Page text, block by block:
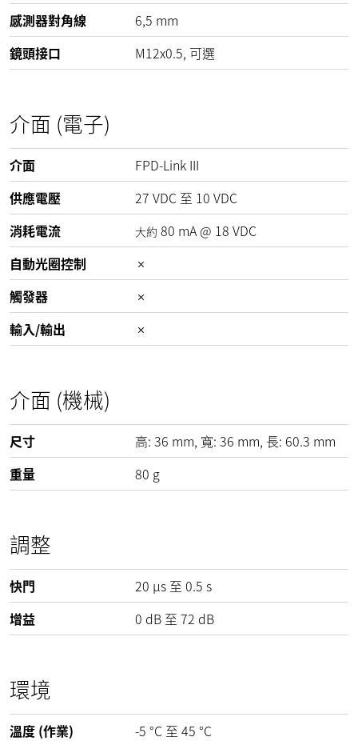
感測器對角線
6,5 mm
鏡頭接口
M12x0.5, 可選
介面 (電子)
介面
FPD-Link III
供應電壓
27 VDC 至 10 VDC
消耗電流
大約 80 mA@ 18 VDC
自動光圈控制
觸發器
輸入/輸出
介面 (機械)
尺寸 高: 36 mm, 寬: 36 mm, 長: 60.3 mm
重量
80 g
調整
快門
20 µs 至 0.5 s
增益
0 dB 至 72 dB
環境
溫度 (作業) -5 °C 至 45 °C